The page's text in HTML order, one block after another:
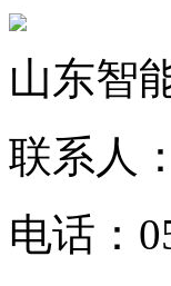
山东智
联系人
电话：